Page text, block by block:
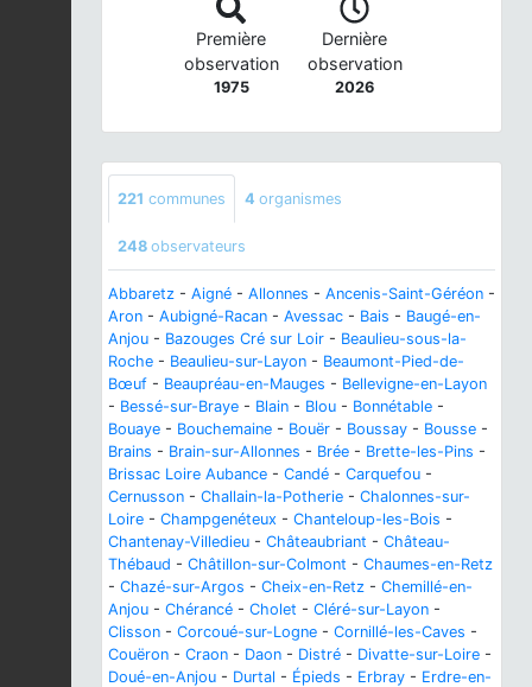
Première
observation
1975
Dernière
observation
2026
221 communes 4 organismes
248 observateurs
Abbaretz - Aigné - Allonnes - Ancenis-Saint-Géréon -
Aron - Aubigné-Racan - Avessac - Bais - Baugé-en-
Anjou - Bazouges Cré sur Loir - Beaulieu-sous-la-
Roche - Beaulieu-sur-Layon - Beaumont-Pied-de-
Bœuf - Beaupréau-en-Mauges - Bellevigne-en-Layon
- Bessé-sur-Braye - Blain - Blou - Bonnétable -
Bouaye - Bouchemaine - Bouër - Boussay - Bousse -
Brains - Brain-sur-Allonnes - Brée - Brette-les-Pins -
Brissac Loire Aubance - Candé - Carquefou -
Cernusson - Challain-la-Potherie - Chalonnes-sur-
Loire - Champgenéteux - Chanteloup-les-Bois -
Chantenay-Villedieu - Châteaubriant - Château-
Thébaud - Châtillon-sur-Colmont - Chaumes-en-Retz
- Chazé-sur-Argos - Cheix-en-Retz - Chemillé-en-
Anjou - Chérancé - Cholet - Cléré-sur-Layon -
Clisson - Corcoué-sur-Logne - Cornillé-les-Caves -
Couëron - Craon - Daon - Distré - Divatte-sur-Loire -
Doué-en-Anjou - Durtal - Épieds - Erbray - Erdre-en-